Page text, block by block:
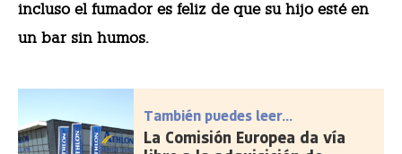
incluso el fumador es feliz de que su hijo esté en
un bar sin humos.
También puedes leer...
La Comisión Europea da vía